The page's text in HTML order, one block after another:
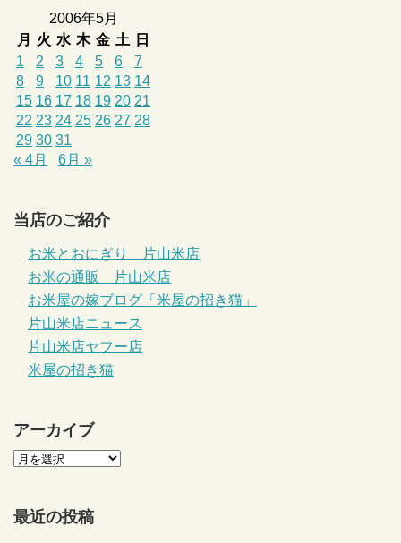
2006年5月
月
火 水 木 金 土
日
1
2 3 4 5 6
7
8
9 10 11 12 13 14
15 16 17 18 19 20 21
22 23 24 25 26 27 28
29 30 31
« 4月
6月 »
当店のご紹介
お米とおにぎり 片山米店
お米の通販 片山米店
お米屋の嫁ブログ「米屋の招き猫」
片山米店ニュース
片山米店ヤフー店
米屋の招き猫
アーカイブ
最近の投稿